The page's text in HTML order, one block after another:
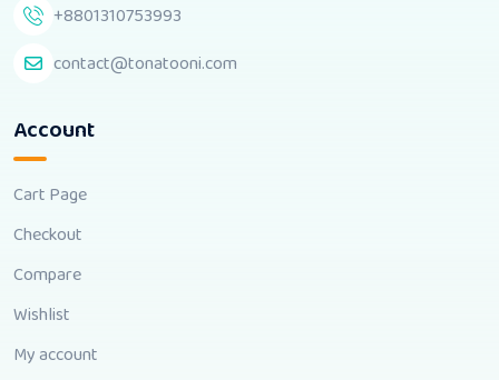
+8801310753993
contact@tonatooni.com
Account
Cart Page
Checkout
Compare
Wishlist
My account